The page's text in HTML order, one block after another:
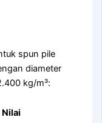
spun pile
diameter
kg/m³:
Nilai